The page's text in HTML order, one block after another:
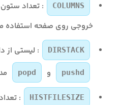
COLUMNS
: تعداد
خروجی روی صفحه استفاده
DIRSTACK : لیستی از
pushd و popd
HISTFILESIZE
: